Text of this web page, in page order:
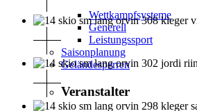
Wettkampfsysteme
Generell
Leistungssport
Saisonplanung
Geländesperren
Veranstalter